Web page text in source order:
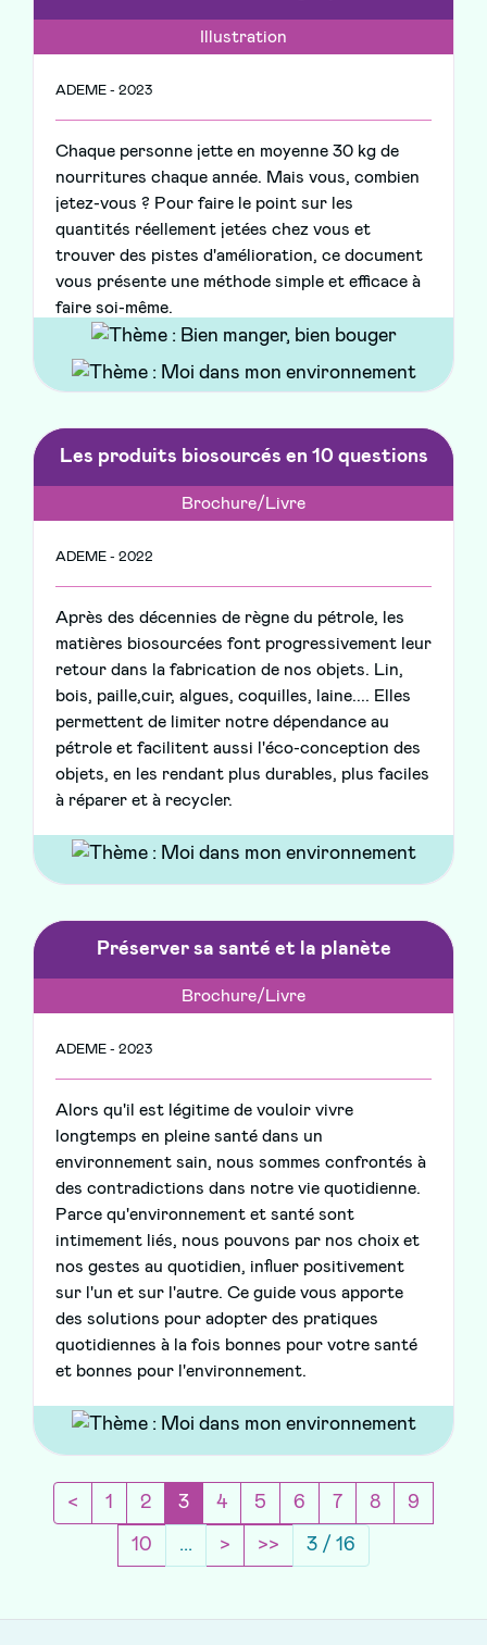
Illustration
ADEME - 2023
Chaque personne jette en moyenne 30 kg de
nourritures chaque année. Mais vous, combien
jetez-vous ? Pour faire le point sur les
quantités réellement jetées chez vous et
trouver des pistes d'amélioration, ce document
vous présente une méthode simple et efficace à
faire soi-même.
Les produits biosourcés en 10 questions
Brochure/Livre
ADEME - 2022
Après des décennies de règne du pétrole, les
matières biosourcées font progressivement leur
retour dans la fabrication de nos objets. Lin,
bois, paille,cuir, algues, coquilles, laine.... Elles
permettent de limiter notre dépendance au
pétrole et facilitent aussi l'éco-conception des
objets, en les rendant plus durables, plus faciles
à réparer et à recycler.
Préserver sa santé et la planète
Brochure/Livre
ADEME - 2023
Alors qu'il est légitime de vouloir vivre
longtemps en pleine santé dans un
environnement sain, nous sommes confrontés à
des contradictions dans notre vie quotidienne.
Parce qu'environnement et santé sont
intimement liés, nous pouvons par nos choix et
nos gestes au quotidien, influer positivement
sur l'un et sur l'autre. Ce guide vous apporte
des solutions pour adopter des pratiques
quotidiennes à la fois bonnes pour votre santé
et bonnes pour l'environnement.
< Page précédente
1 2 3(current)
4 5 6 7 8 9
10 ... >Page suivante
>>Sauter de 10 pages
3 / 16